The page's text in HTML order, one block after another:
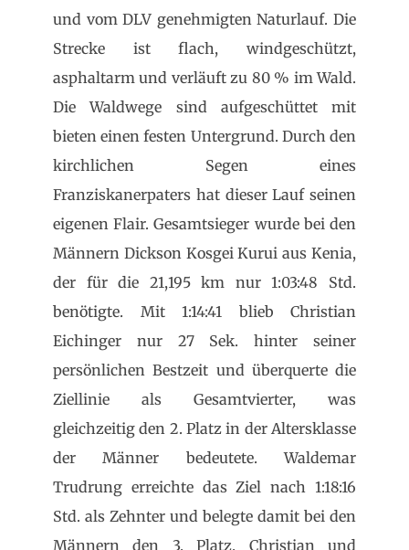
und vom DLV genehmigten Naturlauf. Die
Strecke ist flach, windgeschützt,
asphaltarm und verläuft zu 80 % im Wald.
Die Waldwege sind aufgeschüttet mit
bieten einen festen Untergrund. Durch den
kirchlichen Segen eines
Franziskanerpaters hat dieser Lauf seinen
eigenen Flair. Gesamtsieger wurde bei den
Männern Dickson Kosgei Kurui aus Kenia,
der für die 21,195 km nur 1:03:48 Std.
benötigte. Mit 1:14:41 blieb Christian
Eichinger nur 27 Sek. hinter seiner
persönlichen Bestzeit und überquerte die
Ziellinie als Gesamtvierter, was
gleichzeitig den 2. Platz in der Altersklasse
der Männer bedeutete. Waldemar
Trudrung erreichte das Ziel nach 1:18:16
Std. als Zehnter und belegte damit bei den
Männern den 3. Platz. Christian und